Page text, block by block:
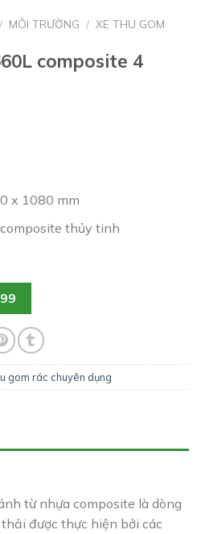
/ MÔI TRƯỜNG / XE THU GOM
composite 4
x 1080 mm
thủy tinh
gom rác chuyên dụng
từ nhựa composite là dòng
được thực hiện bởi các